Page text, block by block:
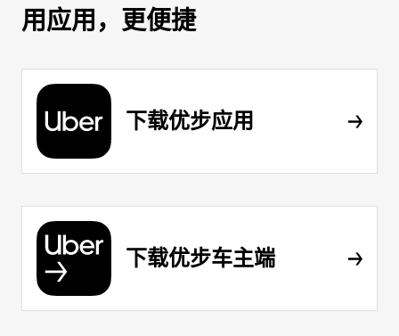
用应用，更便捷
下载优步应用
下载优步车主端